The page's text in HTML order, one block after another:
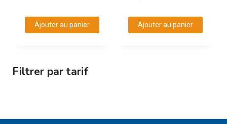
Ajouter au panier Ajouter au panier
Filtrer par tarif